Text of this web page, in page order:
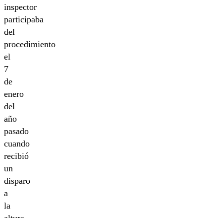
inspector
participaba
del
procedimiento
el
7
de
enero
del
año
pasado
cuando
recibió
un
disparo
a
la